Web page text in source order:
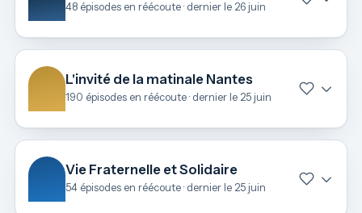
48 épisodes en réécoute · dernier le 26 juin
L'invité de la matinale Nantes
190 épisodes en réécoute · dernier le 25 juin
Vie Fraternelle et Solidaire
54 épisodes en réécoute · dernier le 25 juin